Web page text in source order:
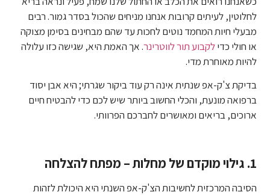
לחלוטין, לעיתים קרובות אנחנו מניחים שהכול בסדר גמור. רבים
מבעלי חיות המחמד נוטים לחכות עד שהם מבחינים בסימן מצוקה
או חולי כדילקבוע תור לווטרינר. אך האמת היא, שגישה כזו עלולה
להיות מאוחרת מדי.
בדיקת צ'ק-אפ שנתית אינה רק עוד ביקור שגרתי; היא אבן יסוד
ברפואה מונעת, והכלי החשוב ביותר שיש לכם כדי להבטיח חיים
ארוכים, בריאים ומאושרים לחברכם הפרוותי.
1. גילוי מוקדם של מחלות – מפתח להצלחה
הסיבה המרכזית לחשיבות הצ'ק-אפ השנתי היא היכולת לזהות